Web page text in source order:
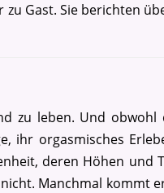
Gast. Sie berichten
zu leben. Und obwohl
ihr orgasmisches
deren Höhen und
Manchmal kommt